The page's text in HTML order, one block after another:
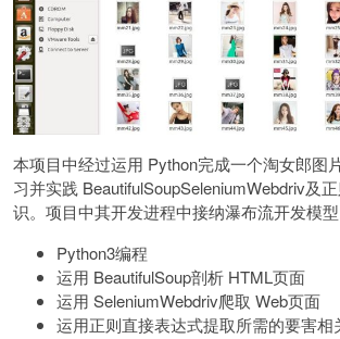
本项目中经过运用 Python完成一个淘女郎图
习并实践 BeautifulSoupSeleniumWebdriv及
识。项目中其开发进程中接纳瀑布流开发模型
Python3编程
运用 BeautifulSoup剖析 HTML页面
运用 SeleniumWebdriv爬取 Web页面
运用正则直接表达式提取所需的要害相